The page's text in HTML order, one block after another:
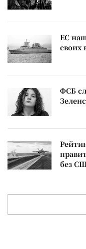
ЕС
своих
ФСБ
без